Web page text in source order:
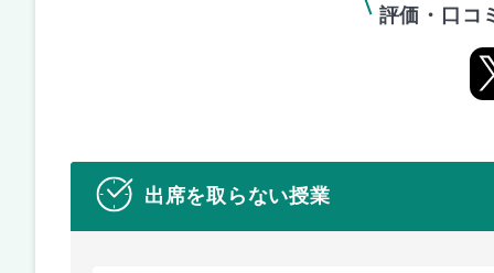
評価・口コ
出席を取らない授業